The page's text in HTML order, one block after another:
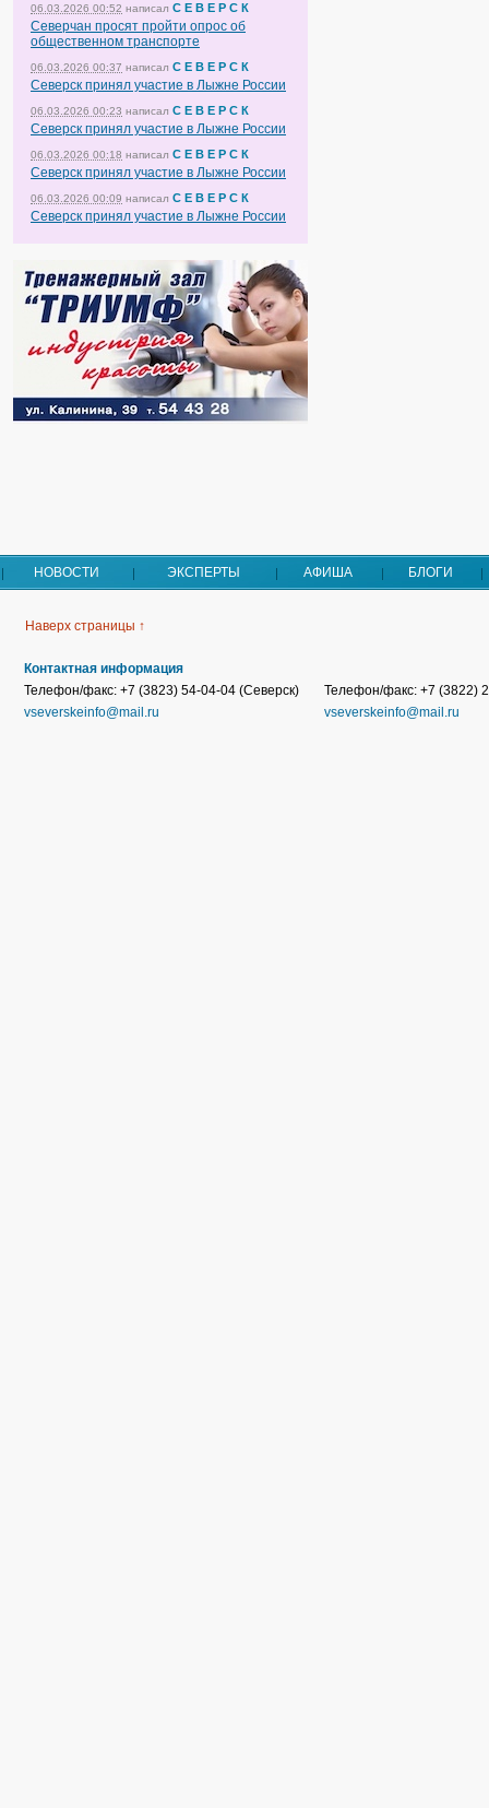
06.03.2026 00:52 написал С Е В Е Р С К
Северчан просят пройти опрос об
общественном транспорте
06.03.2026 00:37 написал С Е В Е Р С К
Северск принял участие в Лыжне России
06.03.2026 00:23 написал С Е В Е Р С К
Северск принял участие в Лыжне России
06.03.2026 00:18 написал С Е В Е Р С К
Северск принял участие в Лыжне России
06.03.2026 00:09 написал С Е В Е Р С К
Северск принял участие в Лыжне России
НОВОСТИ ЭКСПЕРТЫ АФИША БЛОГИ
Наверх страницы ↑
Контактная информация
Телефон/факс: +7 (3823) 54-04-04 (Северск)
vseverskeinfo@mail.ru
Телефон/факс: +7 (3822)
vseverskeinfo@mail.ru